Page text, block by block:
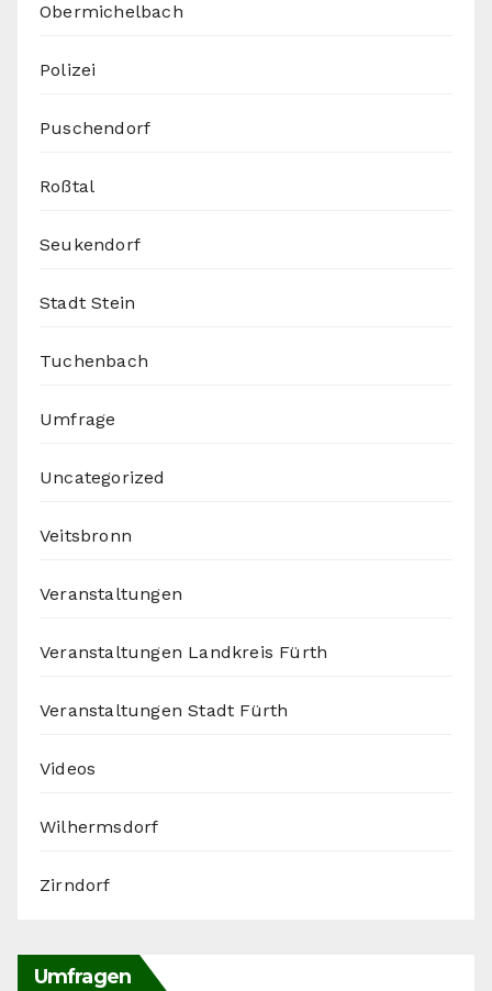
Obermichelbach
Polizei
Puschendorf
Roßtal
Seukendorf
Stadt Stein
Tuchenbach
Umfrage
Uncategorized
Veitsbronn
Veranstaltungen
Veranstaltungen Landkreis Fürth
Veranstaltungen Stadt Fürth
Videos
Wilhermsdorf
Zirndorf
Umfragen